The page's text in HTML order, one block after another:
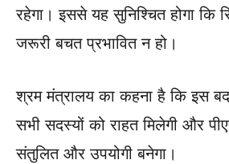
रहेगा। इससे यह सुनिश्चित होगा कि
जरूरी बचत प्रभावित न हो।
श्रम मंत्रालय का कहना है कि इस
सभी सदस्यों को राहत मिलेगी और
संतुलित और उपयोगी बनेगा।